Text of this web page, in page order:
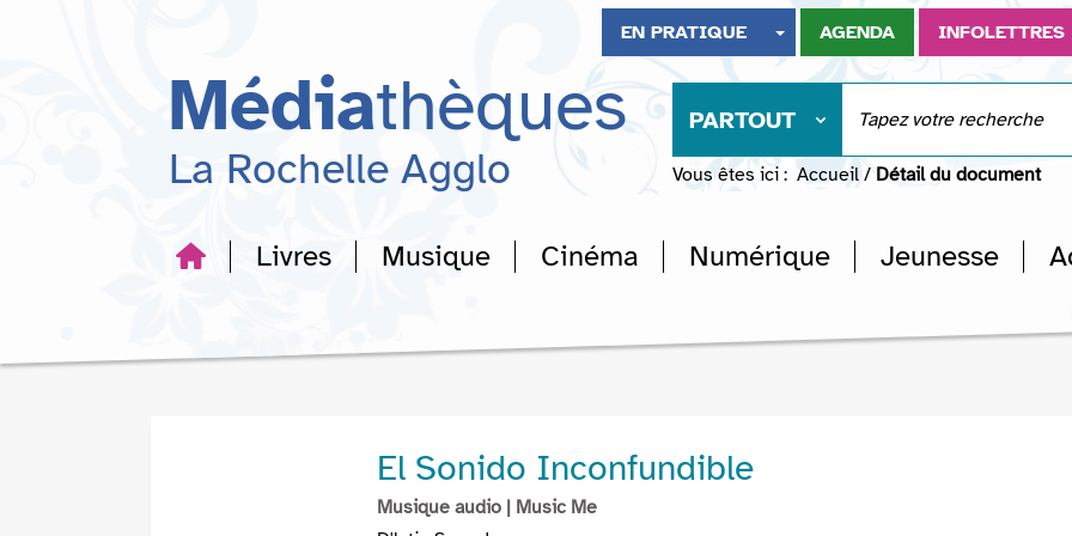
recherche
EN PRATIQUE AGENDA INFOLETTRES
Médiathèques
La Rochelle Agglo
PARTOUT
Vous êtes ici : Accueil / Détail du document
Livres Musique Cinéma Numérique Jeunesse
El Sonido Inconfundible
Musique audio | Music Me